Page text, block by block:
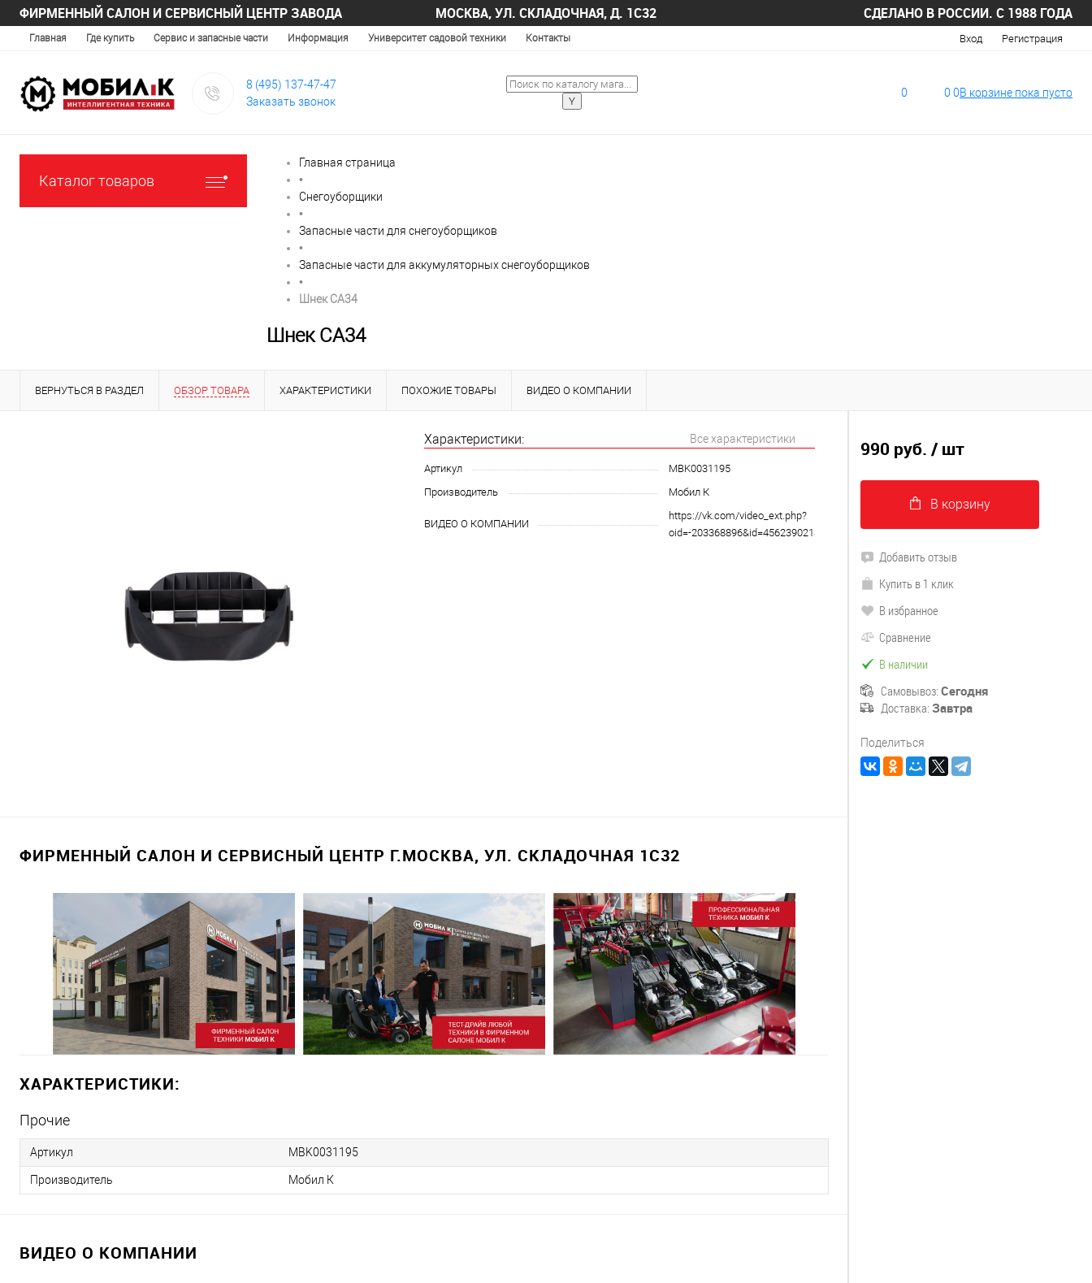
ФИРМЕННЫЙ САЛОН И СЕРВИСНЫЙ ЦЕНТР ЗАВОДА МОСКВА, УЛ. СКЛАДОЧНАЯ, Д. 1С32 СДЕЛАНО В РОССИИ. С 1988 ГОДА
Главная Где купить Сервис и запасные части Информация Университет садовой техники Контакты Вход Регистрация
8 (495) 137-47-47
Заказать звонок
0 0 0В корзине пока пусто
Каталог товаров
Главная страница
•
Снегоуборщики
•
Запасные части для снегоуборщиков
•
Запасные части для аккумуляторных снегоуборщиков
•
Шнек CA34
Шнек CA34
ВЕРНУТЬСЯ В РАЗДЕЛ ОБЗОР ТОВАРА ХАРАКТЕРИСТИКИ ПОХОЖИЕ ТОВАРЫ ВИДЕО О КОМПАНИИ
Характеристики: Все характеристики
Артикул
MBK0031195
Производитель
Мобил К
ВИДЕО О КОМПАНИИ
https://vk.com/video_ext.php?
oid=-203368896&id=456239021&hd=2
ФИРМЕННЫЙ САЛОН И СЕРВИСНЫЙ ЦЕНТР Г.МОСКВА, УЛ. СКЛАДОЧНАЯ 1С32
ХАРАКТЕРИСТИКИ:
Прочие
Артикул MBK0031195
Производитель Мобил К
ВИДЕО О КОМПАНИИ
990 руб. / шт
В корзину
Добавить отзыв
Купить в 1 клик
В избранное
Сравнение
В наличии
Самовывоз: Сегодня
Доставка: Завтра
Поделиться